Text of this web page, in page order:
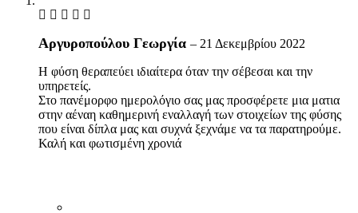
Αργυροπούλου Γεωργία – 21 Δεκεμβρίου 2022
Η φύση θεραπεύει ιδιαίτερα όταν την σέβεσαι και την
υπηρετείς.
Στο πανέμορφο ημερολόγιο σας μας προσφέρετε μια ματια
στην αέναη καθημερινή εναλλαγή των στοιχείων της φύσης
που είναι δίπλα μας και συχνά ξεχνάμε να τα παρατηρούμε.
Καλή και φωτισμένη χρονιά